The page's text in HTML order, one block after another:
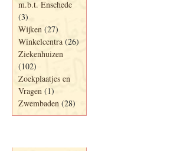
m.b.t. Enschede
(3)
Wijken (27)
Winkelcentra (26)
Ziekenhuizen
(102)
Zoekplaatjes en
Vragen (1)
Zwembaden (28)